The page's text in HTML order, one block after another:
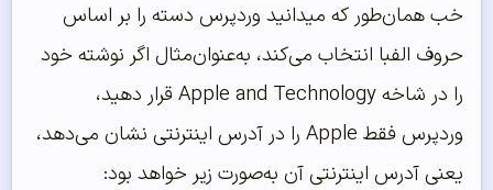
خب همان‌طور که میدانید وردپرس دسته را بر اساس
حروف الفبا انتخاب می‌کند، به‌عنوان‌مثال اگر نوشته خود
را در شاخه Apple and Technology قرار دهید،
وردپرس فقط Apple را در آدرس اینترنتی نشان می‌دهد،
یعنی آدرس اینترنتی آن به‌صورت زیر خواهد بود: